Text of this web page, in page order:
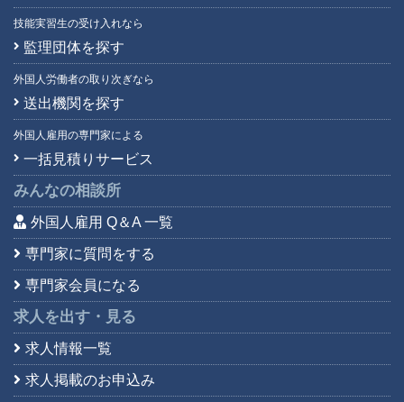
技能実習生の受け入れなら
監理団体を探す
外国人労働者の取り次ぎなら
送出機関を探す
外国人雇用の専門家による
一括見積りサービス
みんなの相談所
外国人雇用 Q＆A 一覧
専門家に質問をする
専門家会員になる
求人を出す・見る
求人情報一覧
求人掲載のお申込み